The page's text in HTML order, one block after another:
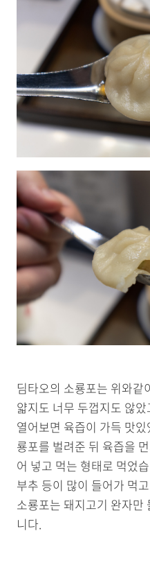
딤타오의 소룡포는 위와같
얇지도 너무 두껍지도 않
열어보면 육즙이 가득 맛
룡포를 벌려준 뒤 육즙을
어 넣고 먹는 형태로 먹었
부추 등이 많이 들어가 먹
소룡포는 돼지고기 완자만
니다.